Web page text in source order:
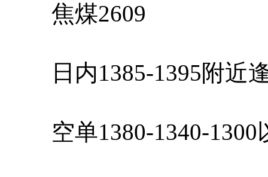
焦煤2609
日内1385-1395附近
空单1380-1340-1300